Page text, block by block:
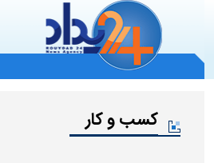
کسب و کار